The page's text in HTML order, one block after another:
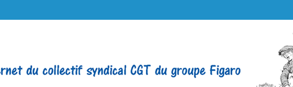
Journaliste. SNJ-CGT SGLCE Filpac Presse PQN LE FIGARO